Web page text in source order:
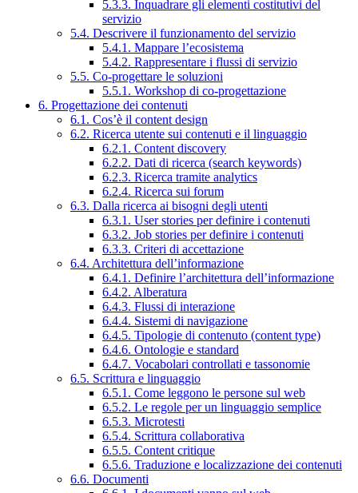
5.3.3. Inquadrare gli elementi costitutivi del
servizio
5.4. Descrivere il funzionamento del servizio
5.4.1. Mappare l’ecosistema
5.4.2. Rappresentare i flussi di servizio
5.5. Co-progettare le soluzioni
5.5.1. Workshop di co-progettazione
6. Progettazione dei contenuti
6.1. Cos’è il content design
6.2. Ricerca utente sui contenuti e il linguaggio
6.2.1. Content discovery
6.2.2. Dati di ricerca (search keywords)
6.2.3. Ricerca tramite analytics
6.2.4. Ricerca sui forum
6.3. Dalla ricerca ai bisogni degli utenti
6.3.1. User stories per definire i contenuti
6.3.2. Job stories per definire i contenuti
6.3.3. Criteri di accettazione
6.4. Architettura dell’informazione
6.4.1. Definire l’architettura dell’informazione
6.4.2. Alberatura
6.4.3. Flussi di interazione
6.4.4. Sistemi di navigazione
6.4.5. Tipologie di contenuto (content type)
6.4.6. Ontologie e standard
6.4.7. Vocabolari controllati e tassonomie
6.5. Scrittura e linguaggio
6.5.1. Come leggono le persone sul web
6.5.2. Le regole per un linguaggio semplice
6.5.3. Microtesti
6.5.4. Scrittura collaborativa
6.5.5. Content critique
6.5.6. Traduzione e localizzazione dei contenuti
6.6. Documenti